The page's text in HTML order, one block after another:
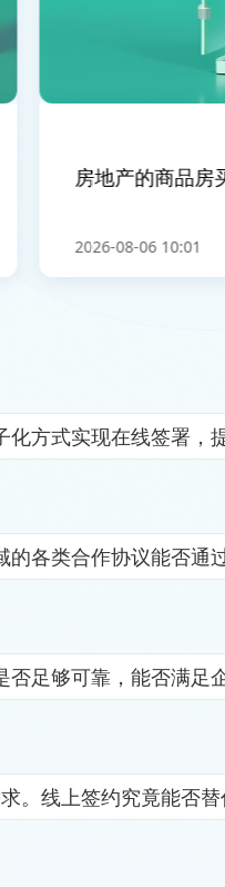
房地产的商品房买
2026-08-06 10:01
方式实现在线签署，
各类合作协议能否通
足够可靠，能否满足
。线上签约究竟能否